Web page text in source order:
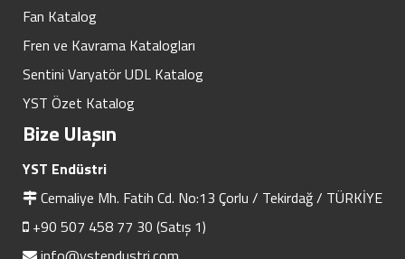
Fan Katalog
Fren ve Kavrama Katalogları
Sentini Varyatör UDL Katalog
YST Özet Katalog
Bize Ulaşın
YST Endüstri
Cemaliye Mh. Fatih Cd. No:13 Çorlu / Tekirdağ / TÜRKİYE
+90 507 458 77 30 (Satış 1)